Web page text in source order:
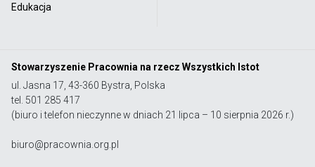
Edukacja
Stowarzyszenie Pracownia na rzecz Wszystkich Istot
ul. Jasna 17, 43-360 Bystra, Polska
tel. 501 285 417
(biuro i telefon nieczynne w dniach 21 lipca – 10 sierpnia 2026 r.)
biuro@pracownia.org.pl